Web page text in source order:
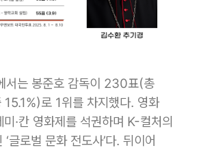
서는 봉준호 감독이 230표(총
로 1위를 차지했다. 영화
미·칸 영화제를 석권하며 K-컬처의
글로벌 문화 전도사’다. 뒤이어